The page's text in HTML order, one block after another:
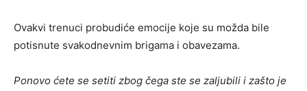
Ovakvi trenuci probudiće emocije koje su možda bile
potisnute svakodnevnim brigama i obavezama.
Ponovo ćete se setiti zbog čega ste se zaljubili i zašto je